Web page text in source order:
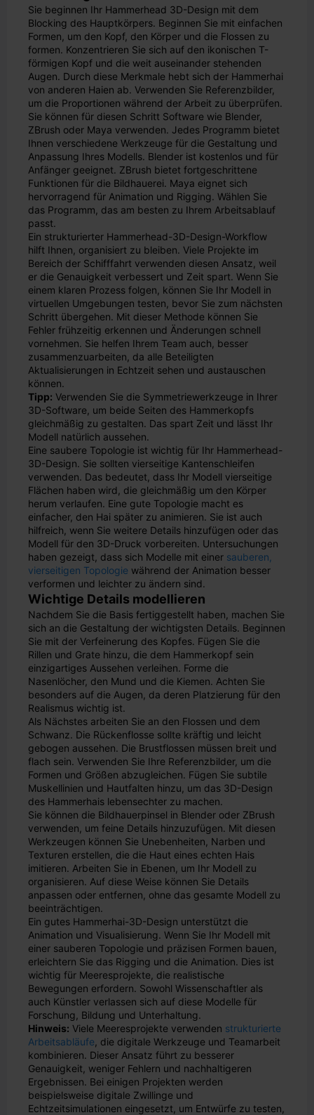
Sie beginnen Ihr Hammerhead 3D-Design mit dem
Blocking des Hauptkörpers. Beginnen Sie mit einfachen
Formen, um den Kopf, den Körper und die Flossen zu
formen. Konzentrieren Sie sich auf den ikonischen T-
förmigen Kopf und die weit auseinander stehenden
Augen. Durch diese Merkmale hebt sich der Hammerhai
von anderen Haien ab. Verwenden Sie Referenzbilder,
um die Proportionen während der Arbeit zu überprüfen.
Sie können für diesen Schritt Software wie Blender,
ZBrush oder Maya verwenden. Jedes Programm bietet
Ihnen verschiedene Werkzeuge für die Gestaltung und
Anpassung Ihres Modells. Blender ist kostenlos und für
Anfänger geeignet. ZBrush bietet fortgeschrittene
Funktionen für die Bildhauerei. Maya eignet sich
hervorragend für Animation und Rigging. Wählen Sie
das Programm, das am besten zu Ihrem Arbeitsablauf
passt.
Ein strukturierter Hammerhead-3D-Design-Workflow
hilft Ihnen, organisiert zu bleiben. Viele Projekte im
Bereich der Schifffahrt verwenden diesen Ansatz, weil
er die Genauigkeit verbessert und Zeit spart. Wenn Sie
einem klaren Prozess folgen, können Sie Ihr Modell in
virtuellen Umgebungen testen, bevor Sie zum nächsten
Schritt übergehen. Mit dieser Methode können Sie
Fehler frühzeitig erkennen und Änderungen schnell
vornehmen. Sie helfen Ihrem Team auch, besser
zusammenzuarbeiten, da alle Beteiligten
Aktualisierungen in Echtzeit sehen und austauschen
können.
Tipp: Verwenden Sie die Symmetriewerkzeuge in Ihrer
3D-Software, um beide Seiten des Hammerkopfs
gleichmäßig zu gestalten. Das spart Zeit und lässt Ihr
Modell natürlich aussehen.
Eine saubere Topologie ist wichtig für Ihr Hammerhead-
3D-Design. Sie sollten vierseitige Kantenschleifen
verwenden. Das bedeutet, dass Ihr Modell vierseitige
Flächen haben wird, die gleichmäßig um den Körper
herum verlaufen. Eine gute Topologie macht es
einfacher, den Hai später zu animieren. Sie ist auch
hilfreich, wenn Sie weitere Details hinzufügen oder das
Modell für den 3D-Druck vorbereiten. Untersuchungen
haben gezeigt, dass sich Modelle mit einer sauberen,
vierseitigen Topologie während der Animation besser
verformen und leichter zu ändern sind.
Wichtige Details modellieren
Nachdem Sie die Basis fertiggestellt haben, machen Sie
sich an die Gestaltung der wichtigsten Details. Beginnen
Sie mit der Verfeinerung des Kopfes. Fügen Sie die
Rillen und Grate hinzu, die dem Hammerkopf sein
einzigartiges Aussehen verleihen. Forme die
Nasenlöcher, den Mund und die Kiemen. Achten Sie
besonders auf die Augen, da deren Platzierung für den
Realismus wichtig ist.
Als Nächstes arbeiten Sie an den Flossen und dem
Schwanz. Die Rückenflosse sollte kräftig und leicht
gebogen aussehen. Die Brustflossen müssen breit und
flach sein. Verwenden Sie Ihre Referenzbilder, um die
Formen und Größen abzugleichen. Fügen Sie subtile
Muskellinien und Hautfalten hinzu, um das 3D-Design
des Hammerhais lebensechter zu machen.
Sie können die Bildhauerpinsel in Blender oder ZBrush
verwenden, um feine Details hinzuzufügen. Mit diesen
Werkzeugen können Sie Unebenheiten, Narben und
Texturen erstellen, die die Haut eines echten Hais
imitieren. Arbeiten Sie in Ebenen, um Ihr Modell zu
organisieren. Auf diese Weise können Sie Details
anpassen oder entfernen, ohne das gesamte Modell zu
beeinträchtigen.
Ein gutes Hammerhai-3D-Design unterstützt die
Animation und Visualisierung. Wenn Sie Ihr Modell mit
einer sauberen Topologie und präzisen Formen bauen,
erleichtern Sie das Rigging und die Animation. Dies ist
wichtig für Meeresprojekte, die realistische
Bewegungen erfordern. Sowohl Wissenschaftler als
auch Künstler verlassen sich auf diese Modelle für
Forschung, Bildung und Unterhaltung.
Hinweis: Viele Meeresprojekte verwenden strukturierte
Arbeitsabläufe , die digitale Werkzeuge und Teamarbeit
kombinieren. Dieser Ansatz führt zu besserer
Genauigkeit, weniger Fehlern und nachhaltigeren
Ergebnissen. Bei einigen Projekten werden
beispielsweise digitale Zwillinge und
Echtzeitsimulationen eingesetzt, um Entwürfe zu testen,